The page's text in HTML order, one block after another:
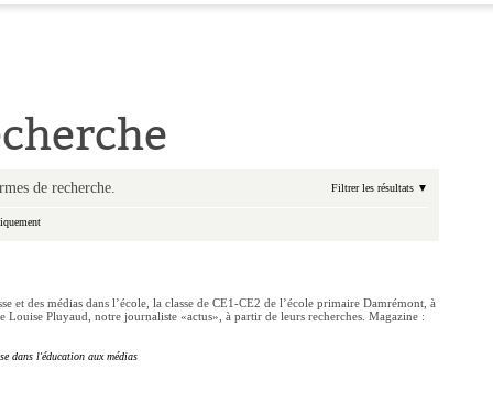
de recherche. Filtrer les résultats
et des médias dans l’école, la classe de CE1-CE2 de l’école primaire Damrémont, à
Louise Pluyaud, notre journaliste «actus», à partir de leurs recherches. Magazine :
dans l'éducation aux médias